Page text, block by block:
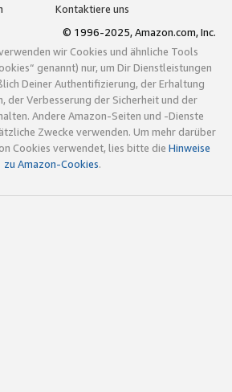
Kontaktiere uns
© 1996-2025, Amazon.com, Inc.
wir Cookies und ähnliche Tools
genannt) nur, um Dir Dienstleistungen
Deiner Authentifizierung, der Erhaltung
der Verbesserung der Sicherheit und der
Andere Amazon-Seiten und -Dienste
Zwecke verwenden. Um mehr darüber
Cookies verwendet, lies bitte die Hinweise
zu Amazon-Cookies.